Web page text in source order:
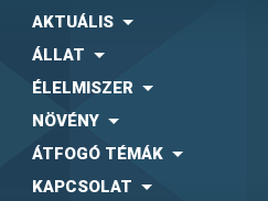
AKTUÁLIS
ÁLLAT
ÉLELMISZER
NÖVÉNY
ÁTFOGÓ TÉMÁK
KAPCSOLAT